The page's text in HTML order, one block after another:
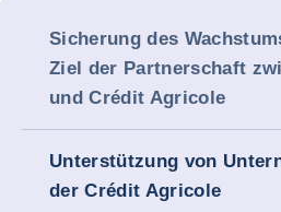
Sicherung des
Ziel der Partnerschaft
und Crédit Agricole
Unterstützung von
der Crédit Agricole